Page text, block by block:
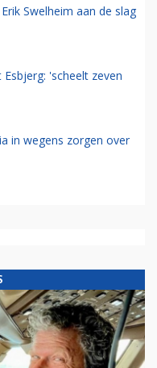
Swelheim aan de slag
'scheelt zeven
in wegens zorgen over